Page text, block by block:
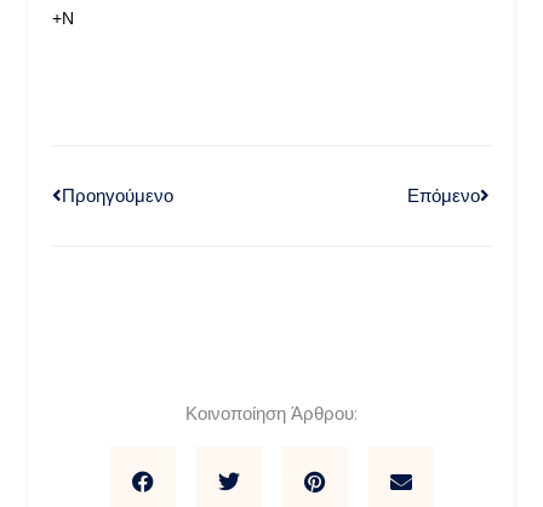
+Ν
Προηγούμενο Επόμενο
Κοινοποίηση Άρθρου: